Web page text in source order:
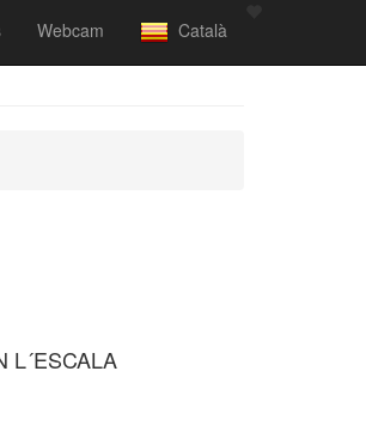
Webcam Català
L´ESCALA